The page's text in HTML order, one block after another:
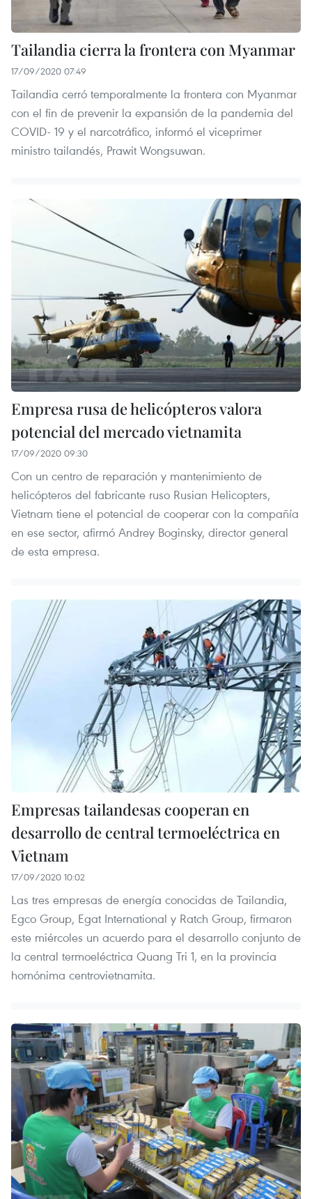
Tailandia cierra la frontera con Myanmar
17/09/2020 07:49
Tailandia cerró temporalmente la frontera con Myanmar
con el fin de prevenir la expansión de la pandemia del
COVID- 19 y el narcotráfico, informó el viceprimer
ministro tailandés, Prawit Wongsuwan.
Empresa rusa de helicópteros valora
potencial del mercado vietnamita
17/09/2020 09:30
Con un centro de reparación y mantenimiento de
helicópteros del fabricante ruso Rusian Helicopters,
Vietnam tiene el potencial de cooperar con la compañía
en ese sector, afirmó Andrey Boginsky, director general
de esta empresa.
Empresas tailandesas cooperan en
desarrollo de central termoeléctrica en
Vietnam
17/09/2020 10:02
Las tres empresas de energía conocidas de Tailandia,
Egco Group, Egat International y Ratch Group, firmaron
este miércoles un acuerdo para el desarrollo conjunto de
la central termoeléctrica Quang Tri 1, en la provincia
homónima centrovietnamita.